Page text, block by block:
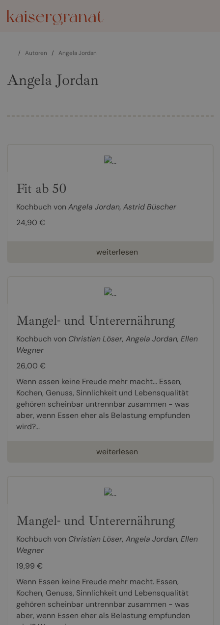
/ Autoren / Angela Jordan
Angela Jordan
Fit ab 50
Kochbuch von Angela Jordan, Astrid Büscher
24,90 €
weiterlesen
Mangel- und Unterernährung
Kochbuch von Christian Löser, Angela Jordan, Ellen
Wegner
26,00 €
Wenn essen keine Freude mehr macht... Essen,
Kochen, Genuss, Sinnlichkeit und Lebensqualität
gehören scheinbar untrennbar zusammen - was
aber, wenn Essen eher als Belastung empfunden
wird?...
weiterlesen
Mangel- und Unterernährung
Kochbuch von Christian Löser, Angela Jordan, Ellen
Wegner
19,99 €
Wenn Essen keine Freude mehr macht. Essen,
Kochen, Genuss, Sinnlichkeit und Lebensqualität
gehören scheinbar untrennbar zusammen - was
aber, wenn Essen eher als Belastung empfunden